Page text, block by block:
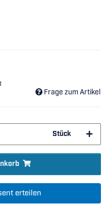
Frage zum Artikel
Stück
erteilen